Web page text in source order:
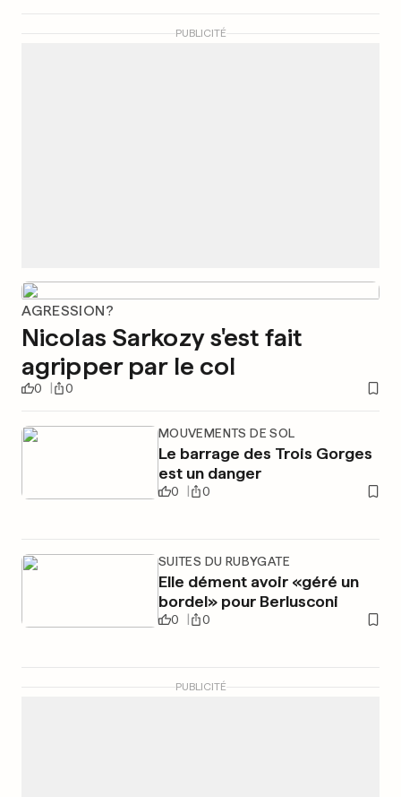
PUBLICITÉ
AGRESSION?
Nicolas Sarkozy s'est fait
agripper par le col
0 0
MOUVEMENTS DE SOL
Le barrage des Trois Gorges
est un danger
0 0
SUITES DU RUBYGATE
Elle dément avoir «géré un
bordel» pour Berlusconi
0 0
PUBLICITÉ